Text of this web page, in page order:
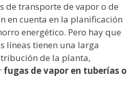
de transporte de vapor o de
en cuenta en la planificación
energético. Pero hay que
líneas tienen una larga
de la planta,
fugas de vapor en tuberías o